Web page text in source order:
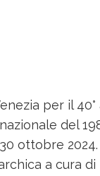
per il
del
ottobre 2024.
a cura di